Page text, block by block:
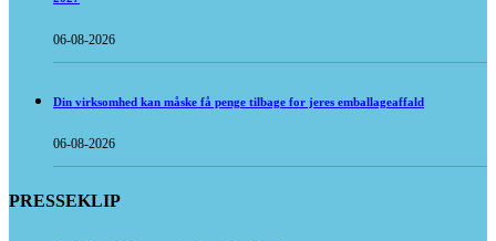
06-08-2026
Din virksomhed kan måske få penge tilbage for jeres emballageaffald
06-08-2026
PRESSEKLIP